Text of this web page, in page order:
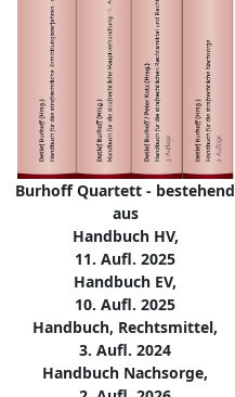
Burhoff Quartett - bestehend
aus
Handbuch HV,
11. Aufl. 2025
Handbuch EV,
10. Aufl. 2025
Handbuch, Rechtsmittel,
3. Aufl. 2024
Handbuch Nachsorge,